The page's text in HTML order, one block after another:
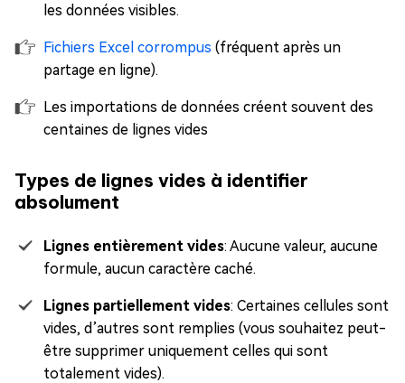
les données visibles.
Fichiers Excel corrompus (fréquent après un
partage en ligne).
Les importations de données créent souvent des
centaines de lignes vides
Types de lignes vides à identifier
absolument
Lignes entièrement vides: Aucune valeur, aucune
formule, aucun caractère caché.
Lignes partiellement vides: Certaines cellules sont
vides, d’autres sont remplies (vous souhaitez peut-
être supprimer uniquement celles qui sont
totalement vides).